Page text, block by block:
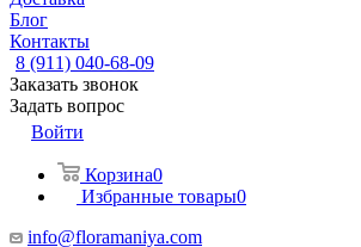
Блог
Контакты
8 (911) 040-68-09
Заказать звонок
Задать вопрос
Войти
Корзина0
Избранные товары0
info@floramaniya.com